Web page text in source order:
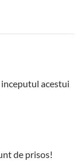
acestui
de prisos!